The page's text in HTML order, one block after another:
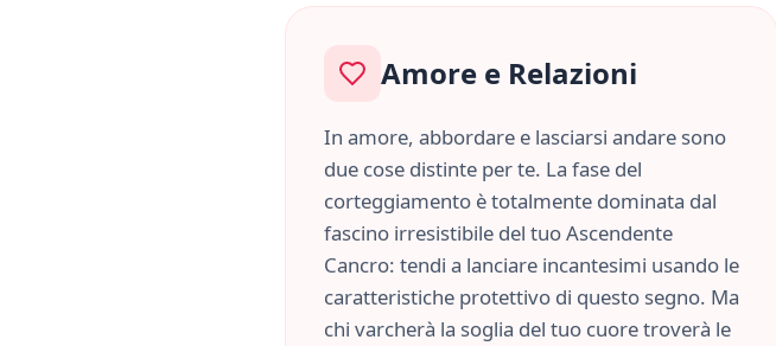
Amore e Relazioni
In amore, abbordare e lasciarsi andare sono
due cose distinte per te. La fase del
corteggiamento è totalmente dominata dal
fascino irresistibile del tuo Ascendente
Cancro: tendi a lanciare incantesimi usando le
caratteristiche protettivo di questo segno. Ma
chi varcherà la soglia del tuo cuore troverà le